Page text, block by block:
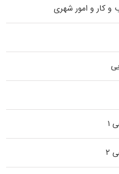
کار و امور شهری
۱
۲